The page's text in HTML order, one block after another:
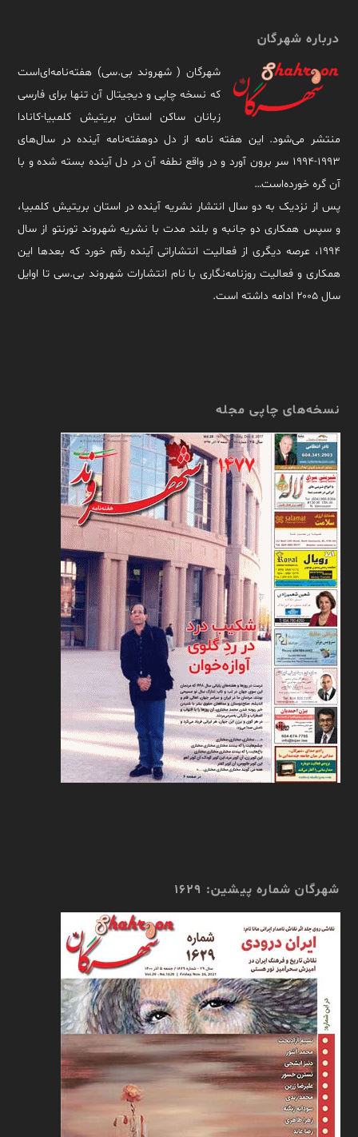
درباره شهرگان
شهرگان ( شهروند بی.سی) هفته‌نامه‌ای‌است
که نسخه چاپی و دیجیتال آن تنها برای فارسی
زبانان ساکن استان بریتیش کلمبیا-کانادا
منتشر می‌شود. این هفته نامه از دل دوهفته‌نامه آینده در سال‌های
۱۹۹۳-۱۹۹۴ سر برون آورد و در واقع نطفه آن در دل آینده بسته شده و با
آن گره خورده‌است…
پس از نزدیک به دو سال انتشار نشریه آینده در استان بریتیش کلمبیا،
و سپس همکاری دو جانبه و بلند مدت با نشریه شهروند تورنتو از سال
۱۹۹۴، عرصه دیگری از فعالیت انتشاراتی آینده رقم خورد که بعدها این
همکاری و فعالیت روزنامه‌نگاری با نام انتشارات شهروند بی.سی تا اوایل
سال ۲۰۰۵ ادامه داشته است.
نسخه‌های چاپی مجله
شهرگان شماره پیشین: 1629